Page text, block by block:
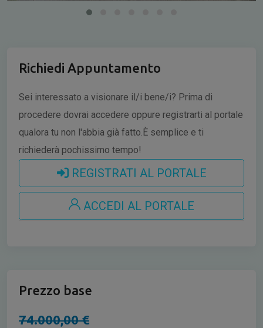
Richiedi Appuntamento
Sei interessato a visionare il/i bene/i? Prima di
procedere dovrai accedere oppure registrarti al portale
qualora tu non l'abbia già fatto.È semplice e ti
richiederà pochissimo tempo!
REGISTRATI AL PORTALE
ACCEDI AL PORTALE
Prezzo base
74.000,00 €